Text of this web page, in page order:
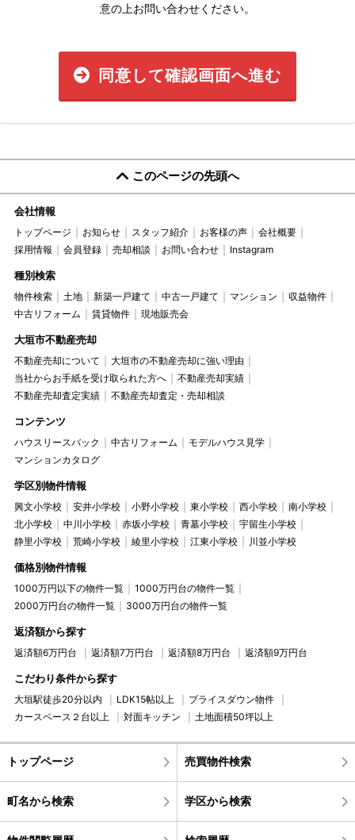
意の上お問い合わせください。
同意して確認画面へ進む
このページの先頭へ
会社情報
トップページ お知らせ スタッフ紹介 お客様の声
会社概要
採用情報
会員登録 売却相談 お問い合わせ Instagram
種別検索
物件検索 土地 新築一戸建て 中古一戸建て マンション
収益物件
中古リフォーム
賃貸物件 現地販売会
大垣市不動産売却
不動産売却について
大垣市の不動産売却に強い理由
当社からお手紙を受け取られた方へ
不動産売却実績
不動産売却査定実績
不動産売却査定・売却相談
コンテンツ
ハウスリースバック 中古リフォーム
モデルハウス見学
マンションカタログ
学区別物件情報
興文小学校 安井小学校 小野小学校 東小学校 西小学校
南小学校
北小学校
中川小学校 赤坂小学校 青墓小学校
宇留生小学校
静里小学校
荒崎小学校 綾里小学校 江東小学校 川並小学校
価格別物件情報
1000万円以下の物件一覧
1000万円台の物件一覧
2000万円台の物件一覧
3000万円台の物件一覧
返済額から探す
返済額6万円台 返済額7万円台 返済額8万円台 返済額9万円台
こだわり条件から探す
大垣駅徒歩20分以内 LDK15帖以上
プライスダウン物件
カースペース２台以上
対面キッチン 土地面積50坪以上
トップページ 売買物件検索
町名から検索 学区から検索